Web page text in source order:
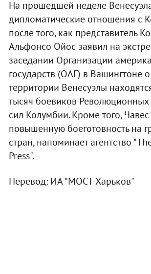
На прошедшей неделе
дипломатические отношения с
после того, как представитель
Альфонсо Ойос заявил на
заседании Организации
государств (ОАГ) в Вашингтоне
территории Венесуэлы
тысяч боевиков
сил Колумбии. Кроме того, Чавес
повышенную боеготовность на
стран, напоминает агентство
Press".
Перевод: ИА "МОСТ-Харьков"